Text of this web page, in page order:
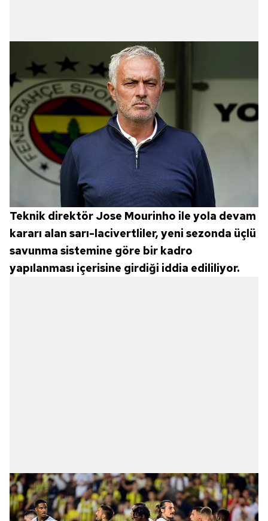
Teknik direktör Jose Mourinho ile yola devam
kararı alan sarı-lacivertliler, yeni sezonda üçlü
savunma sistemine göre bir kadro
yapılanması içerisine girdiği iddia edililiyor.